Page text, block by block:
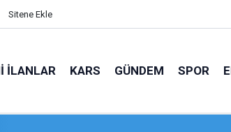
Sitene Ekle
İLANLAR KARS GÜNDEM SPOR